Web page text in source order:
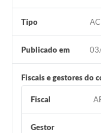
Tipo
Publicado em
Fiscais e gestores do
Fiscal
Gestor